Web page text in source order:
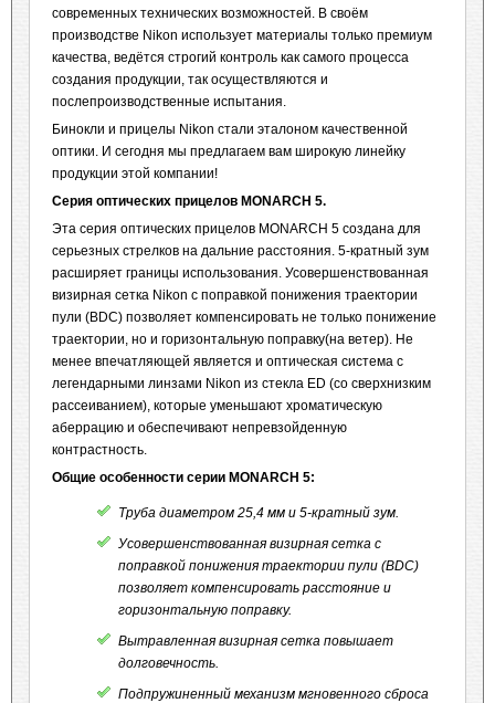
современных технических возможностей. В своём
производстве Nikon использует материалы только премиум
качества, ведётся строгий контроль как самого процесса
создания продукции, так осуществляются и
послепроизводственные испытания.
Бинокли и прицелы Nikon стали эталоном качественной
оптики. И сегодня мы предлагаем вам широкую линейку
продукции этой компании!
Серия оптических прицелов MONARCH 5.
Эта серия оптических прицелов MONARCH 5 создана для
серьезных стрелков на дальние расстояния. 5-кратный зум
расширяет границы использования. Усовершенствованная
визирная сетка Nikon с поправкой понижения траектории
пули (BDC) позволяет компенсировать не только понижение
траектории, но и горизонтальную поправку(на ветер). Не
менее впечатляющей является и оптическая система с
легендарными линзами Nikon из стекла ED (со сверхнизким
рассеиванием), которые уменьшают хроматическую
аберрацию и обеспечивают непревзойденную
контрастность.
Общие особенности серии MONARCH 5:
Труба диаметром 25,4 мм и 5-кратный зум.
Усовершенствованная визирная сетка с
поправкой понижения траектории пули (BDC)
позволяет компенсировать расстояние и
горизонтальную поправку.
Вытравленная визирная сетка повышает
долговечность.
Подпружиненный механизм мгновенного сброса